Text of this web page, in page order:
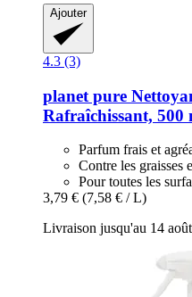
Ajouter
4.3 (3)
planet pure
Rafraîchissant, 500
Parfum frais et
Contre les graisses
Pour toutes les
3,79 € (7,58 € / L)
Livraison jusqu'au 14 août